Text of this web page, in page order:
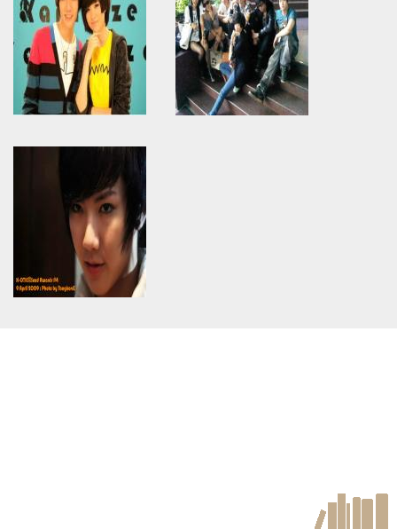
will throw an Error in a future
version of PHP) in
/home/keedkean/domains/keedkean.com/public_html/include/article/
on line534
Aristocracy of School รักเธอนะ
เจ้าหญิงของผม
will throw an Error in a future
version of PHP) in
/home/keedkean/domains/
on line
534
รักหมดใจนายตัวแสบ
Warning: Use of undefined
assumed 'article_topic' (this
will throw an Error in a future
version of PHP) in
/home/keedkean/domains/keedkean.com/public_html/include/article/
on line534
Top friend FFK